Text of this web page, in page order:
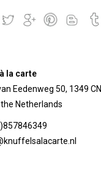
la carte
Eedenweg 50, 1349 CN
the Netherlands